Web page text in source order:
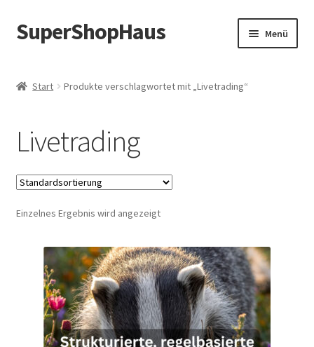
Zur
Navigation
Zum
Inhalt
SuperShopHaus Menü
Start Produkte verschlagwortet mit „Livetrading“
Livetrading
Einzelnes Ergebnis wird angezeigt